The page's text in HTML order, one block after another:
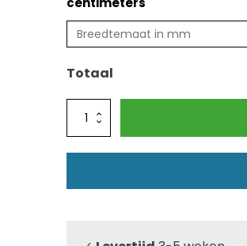
Totaal
Glazen
schuifwand
crème